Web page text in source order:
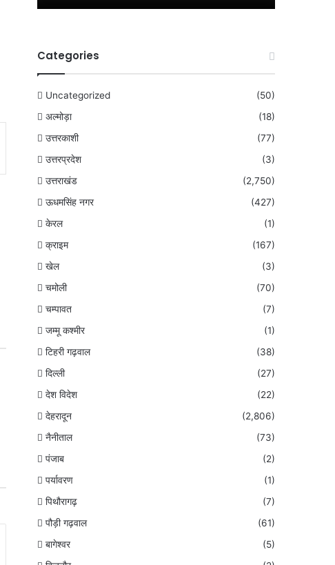
Categories
Uncategorized
(50)
अल्मोड़ा
(18)
उत्तरकाशी
(77)
उत्तरप्रदेश
(3)
उत्तराखंड
(2,750)
ऊधमसिंह नगर
(427)
केरल
(1)
क्राइम
(167)
खेल
(3)
चमोली
(70)
चम्पावत
(7)
जम्मू कश्मीर
(1)
टिहरी गढ़वाल
(38)
दिल्ली
(27)
देश विदेश
(22)
देहरादून
(2,806)
नैनीताल
(73)
पंजाब
(2)
पर्यावरण
(1)
पिथौरागढ़
(7)
पौड़ी गढ़वाल
(61)
बागेश्वर
(5)